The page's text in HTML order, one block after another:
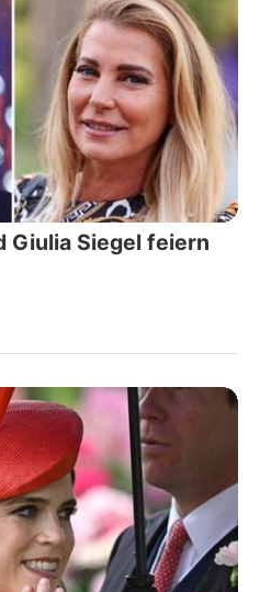
Giulia Siegel feiern